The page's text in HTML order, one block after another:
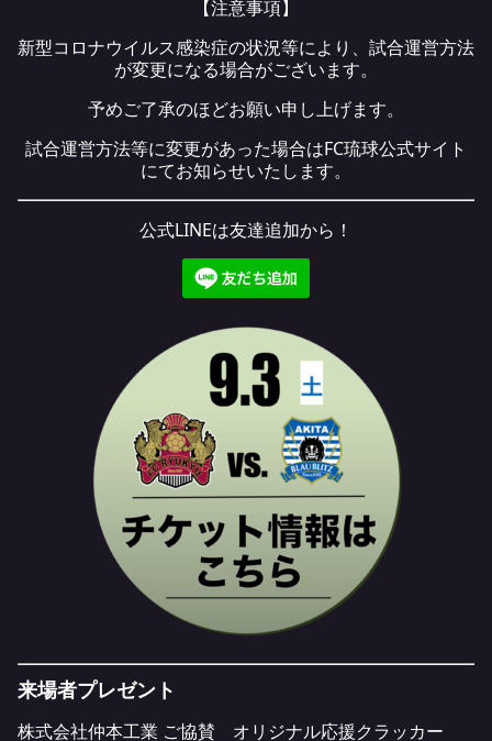
【注意事項】
新型コロナウイルス感染症の状況等により、試合運営方法
が変更になる場合がございます。
予めご了承のほどお願い申し上げます。
試合運営方法等に変更があった場合はFC琉球公式サイト
にてお知らせいたします。
公式LINEは友達追加から！
来場者プレゼント
株式会社仲本工業 ご協賛 オリジナル応援クラッカー